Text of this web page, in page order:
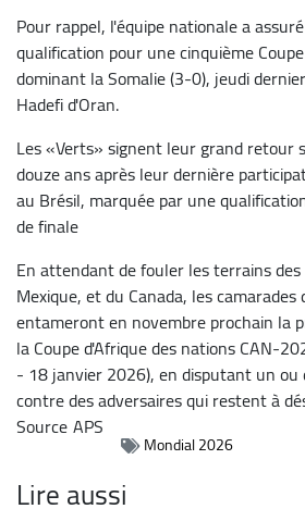
Pour rappel, l'équipe nationale a
qualification pour une cinquième
dominant la Somalie (3-0), jeudi
Hadefi d'Oran.
Les «Verts» signent leur grand retour
douze ans après leur dernière
au Brésil, marquée par une
de finale
En attendant de fouler les terrains
Mexique, et du Canada, les camarades
entameront en novembre prochain la
la Coupe d'Afrique des nations CAN-
- 18 janvier 2026), en disputant un ou
contre des adversaires qui restent à
SourceAPS
Mondial 2026
Lire aussi